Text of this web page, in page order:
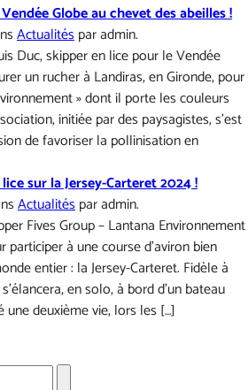
Globe au chevet des abeilles !
Actualitéspar admin.
Duc, skipper en lice pour le Vendée
un rucher à Landiras, en Gironde, pour
» dont il porte les couleurs
initiée par des paysagistes, s’est
de favoriser la pollinisation en
sur la Jersey-Carteret 2024 !
Actualitéspar admin.
Fives Group – Lantana Environnement
à une course d’aviron bien
entier : la Jersey-Carteret. Fidèle à
en solo, à bord d’un bateau
deuxième vie, lors les […]